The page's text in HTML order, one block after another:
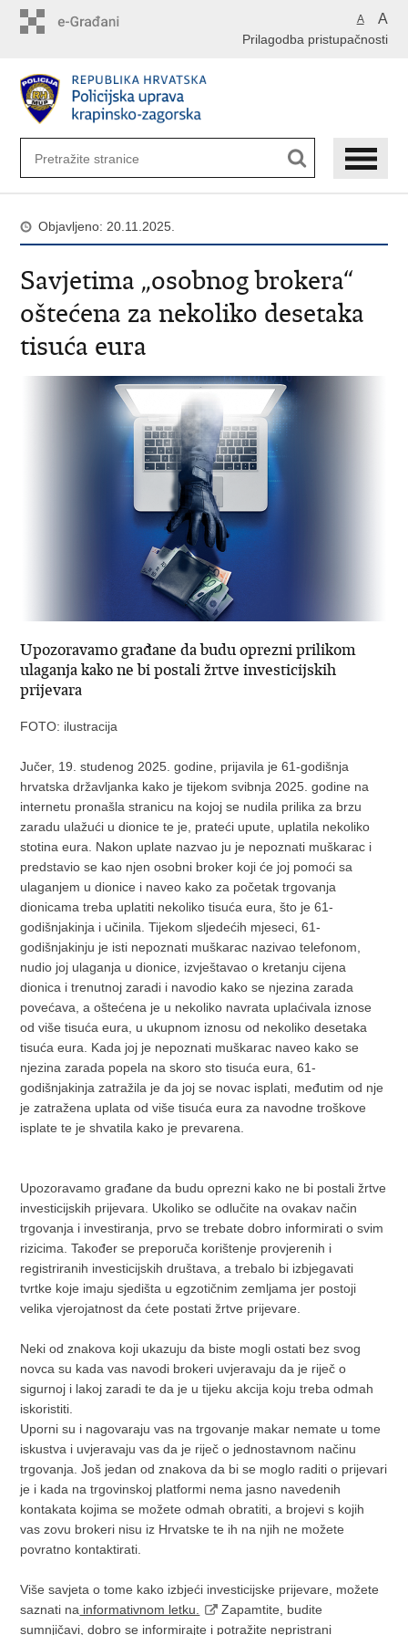
A A
Prilagodba pristupačnosti
Objavljeno: 20.11.2025.
Savjetima „osobnog brokera“
oštećena za nekoliko desetaka
tisuća eura
Upozoravamo građane da budu oprezni prilikom
ulaganja kako ne bi postali žrtve investicijskih
prijevara
FOTO: ilustracija
Jučer, 19. studenog 2025. godine, prijavila je 61-godišnja
hrvatska državljanka kako je tijekom svibnja 2025. godine na
internetu pronašla stranicu na kojoj se nudila prilika za brzu
zaradu ulažući u dionice te je, prateći upute, uplatila nekoliko
stotina eura. Nakon uplate nazvao ju je nepoznati muškarac i
predstavio se kao njen osobni broker koji će joj pomoći sa
ulaganjem u dionice i naveo kako za početak trgovanja
dionicama treba uplatiti nekoliko tisuća eura, što je 61-
godišnjakinja i učinila. Tijekom sljedećih mjeseci, 61-
godišnjakinju je isti nepoznati muškarac nazivao telefonom,
nudio joj ulaganja u dionice, izvještavao o kretanju cijena
dionica i trenutnoj zaradi i navodio kako se njezina zarada
povećava, a oštećena je u nekoliko navrata uplaćivala iznose
od više tisuća eura, u ukupnom iznosu od nekoliko desetaka
tisuća eura. Kada joj je nepoznati muškarac naveo kako se
njezina zarada popela na skoro sto tisuća eura, 61-
godišnjakinja zatražila je da joj se novac isplati, međutim od nje
je zatražena uplata od više tisuća eura za navodne troškove
isplate te je shvatila kako je prevarena.
Upozoravamo građane da budu oprezni kako ne bi postali žrtve
investicijskih prijevara. Ukoliko se odlučite na ovakav način
trgovanja i investiranja, prvo se trebate dobro informirati o svim
rizicima. Također se preporuča korištenje provjerenih i
registriranih investicijskih društava, a trebalo bi izbjegavati
tvrtke koje imaju sjedišta u egzotičnim zemljama jer postoji
velika vjerojatnost da ćete postati žrtve prijevare.
Neki od znakova koji ukazuju da biste mogli ostati bez svog
novca su kada vas navodi brokeri uvjeravaju da je riječ o
sigurnoj i lakoj zaradi te da je u tijeku akcija koju treba odmah
iskoristiti.
Uporni su i nagovaraju vas na trgovanje makar nemate u tome
iskustva i uvjeravaju vas da je riječ o jednostavnom načinu
trgovanja. Još jedan od znakova da bi se moglo raditi o prijevari
je i kada na trgovinskoj platformi nema jasno navedenih
kontakata kojima se možete odmah obratiti, a brojevi s kojih
vas zovu brokeri nisu iz Hrvatske te ih na njih ne možete
povratno kontaktirati.
Više savjeta o tome kako izbjeći investicijske prijevare, možete
saznati na informativnom letku.
Zapamtite, budite
sumnjičavi, dobro se informirajte i potražite nepristrani